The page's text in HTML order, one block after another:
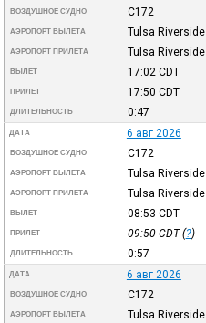
ВОЗДУШНОЕ СУДНО C172
АЭРОПОРТ ВЫЛЕТА Tulsa Riverside
АЭРОПОРТ ПРИЛЕТА Tulsa Riverside
ВЫЛЕТ 17:02 CDT
ПРИЛЕТ 17:50 CDT
ДЛИТЕЛЬНОСТЬ 0:47
ДАТА 6 авг 2026
ВОЗДУШНОЕ СУДНО C172
АЭРОПОРТ ВЫЛЕТА Tulsa Riverside
АЭРОПОРТ ПРИЛЕТА Tulsa Riverside
ВЫЛЕТ 08:53 CDT
ПРИЛЕТ 09:50 CDT(?)
ДЛИТЕЛЬНОСТЬ 0:57
ДАТА 6 авг 2026
ВОЗДУШНОЕ СУДНО C172
АЭРОПОРТ ВЫЛЕТА Tulsa Riverside